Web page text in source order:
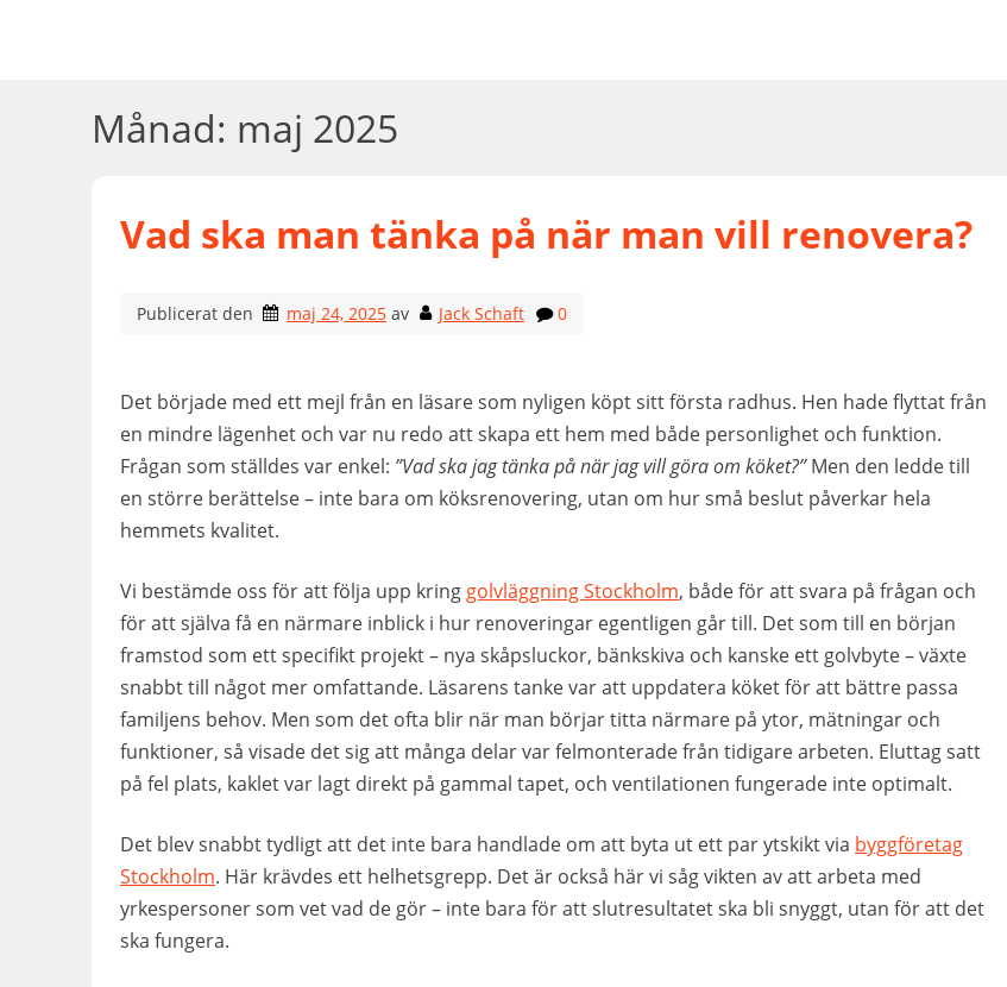
Månad: maj 2025
Vad ska man tänka på när man vill renovera?
Publicerat den maj 24, 2025 av Jack Schaft 0
Det började med ett mejl från en läsare som nyligen köpt sitt första radhus. Hen hade flyttat från
en mindre lägenhet och var nu redo att skapa ett hem med både personlighet och funktion.
Frågan som ställdes var enkel: ”Vad ska jag tänka på när jag vill göra om köket?”Men den ledde till
en större berättelse – inte bara om köksrenovering, utan om hur små beslut påverkar hela
hemmets kvalitet.
Vi bestämde oss för att följa upp kring golvläggning Stockholm, både för att svara på frågan och
för att själva få en närmare inblick i hur renoveringar egentligen går till. Det som till en början
framstod som ett specifikt projekt – nya skåpsluckor, bänkskiva och kanske ett golvbyte – växte
snabbt till något mer omfattande. Läsarens tanke var att uppdatera köket för att bättre passa
familjens behov. Men som det ofta blir när man börjar titta närmare på ytor, mätningar och
funktioner, så visade det sig att många delar var felmonterade från tidigare arbeten. Eluttag satt
på fel plats, kaklet var lagt direkt på gammal tapet, och ventilationen fungerade inte optimalt.
Det blev snabbt tydligt att det inte bara handlade om att byta ut ett par ytskikt via byggföretag
Stockholm. Här krävdes ett helhetsgrepp. Det är också här vi såg vikten av att arbeta med
yrkespersoner som vet vad de gör – inte bara för att slutresultatet ska bli snyggt, utan för att det
ska fungera.